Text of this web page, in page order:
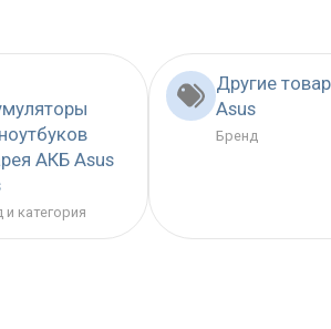
АКБ Asus
и категория
Другие
Asus
Бренд